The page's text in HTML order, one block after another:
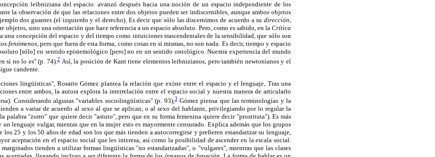
leibniziana del espacio. avanzó después hacia una noción de un espacio independiente de los
la observación de que las relaciones entre dos objetos pueden ser indiscernibles, aunque ambos objetos
dos guantes (el izquierdo y el derecho). Es decir que sólo las discernimos de acuerdo a su dirección,
objetos, sino una orientación que hace referencia a un espacio absoluto. Pero, como es sabido, en la Crítica
una concepción del espacio y del tiempo como intuiciones trascendentales de la sensibilidad, que sólo son
fenómenos,pero que fuera de esta forma, como cosas en sí mismas, no son nada. Es decir, tiempo y espacio
[sólo] en sentido epistemológico [pero] no en un sentido ontológico. Nuestra experiencia del mundo
sí no lo es" (p. 74). 2Así, la posición de Kant tiene elementos leibnizianos, pero también newtonianos y el
candente.
lingüísticas", Rosario Gómez plantea la relación que existe entre el espacio y el lenguaje, Tras una
entre ambos, la autora explora la interrelación entre el espacio social y nuestra manera de articularlo
Considerando algunas "variables sociolingüísticas" (p. 93),3Gómez piensa que las terminologías y la
a variar de acuerdo al sexo al que se aplican, o al sexo del hablante, privilegiando por lo regular la
palabra "zorro" que quiere decir "astuto", pero que en su forma femenina quiere decir "prostituta"). Es más
lenguaje vulgar, mientas que en la mujer esto es mayormente censurado. Explica además que los grupos
los 25 y los 50 años de edad son los que más tienden a autocorregirse y prefieren estandarizar su lenguaje,
aceptación en el espacio social que les interesa, así como la posibilidad de ascender en la escala social.
tienden a utilizar formas lingüísticas "no estandarizadas", o "vulgares", mientras que las clases